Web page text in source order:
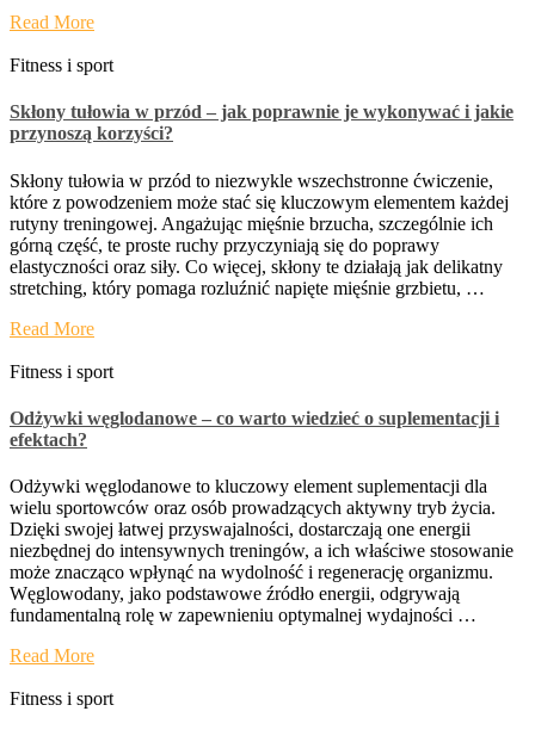
Read More
Fitness i sport
Skłony tułowia w przód – jak poprawnie je wykonywać i jakie
przynoszą korzyści?
Skłony tułowia w przód to niezwykle wszechstronne ćwiczenie,
które z powodzeniem może stać się kluczowym elementem każdej
rutyny treningowej. Angażując mięśnie brzucha, szczególnie ich
górną część, te proste ruchy przyczyniają się do poprawy
elastyczności oraz siły. Co więcej, skłony te działają jak delikatny
stretching, który pomaga rozluźnić napięte mięśnie grzbietu, …
Read More
Fitness i sport
Odżywki węglodanowe – co warto wiedzieć o suplementacji i
efektach?
Odżywki węglodanowe to kluczowy element suplementacji dla
wielu sportowców oraz osób prowadzących aktywny tryb życia.
Dzięki swojej łatwej przyswajalności, dostarczają one energii
niezbędnej do intensywnych treningów, a ich właściwe stosowanie
może znacząco wpłynąć na wydolność i regenerację organizmu.
Węglowodany, jako podstawowe źródło energii, odgrywają
fundamentalną rolę w zapewnieniu optymalnej wydajności …
Read More
Fitness i sport